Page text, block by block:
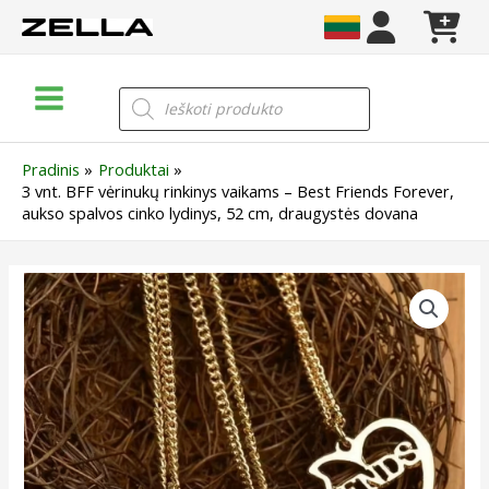
prie
Menu
Products
search
Pradinis
Produktai
3 vnt. BFF vėrinukų rinkinys vaikams – Best Friends Forever,
aukso spalvos cinko lydinys, 52 cm, draugystės dovana
produkto
kiekis:
3
vnt.
BFF
vėrinukų
rinkinys
vaikams